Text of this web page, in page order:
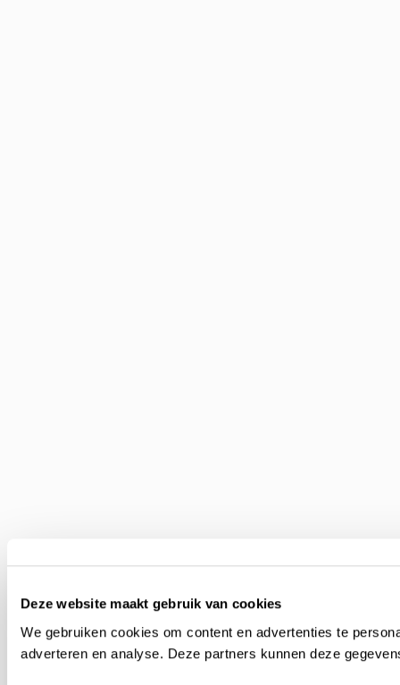
Deze website maakt gebruik van cookies
We gebruiken cookies om content en advertenties te
adverteren en analyse. Deze partners kunnen deze